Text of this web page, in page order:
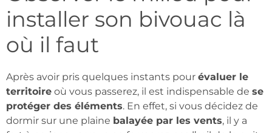
installer son bivouac là
où il faut
Après avoir pris quelques instants pour évaluer le
territoire où vous passerez, il est indispensable de se
protéger des éléments. En effet, si vous décidez de
dormir sur une plaine balayée par les vents, il y a